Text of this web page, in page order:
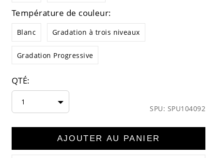
Température de couleur:
Blanc Gradation à trois niveaux
Gradation Progressive
QTÉ:
1
SPU: SPU104092
AJOUTER AU PANIER